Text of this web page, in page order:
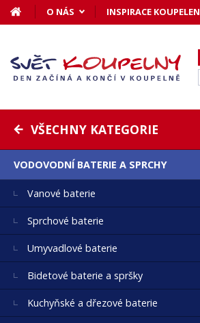
O NÁS INSPIRACE KOUPELEN
VŠECHNY KATEGORIE
VODOVODNÍ BATERIE A SPRCHY
Vanové baterie
Sprchové baterie
Umyvadlové baterie
Bidetové baterie a spršky
Kuchyňské a dřezové baterie